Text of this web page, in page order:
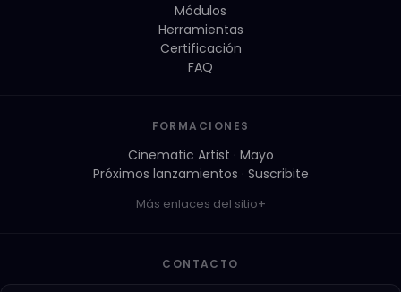
Módulos
Herramientas
Certificación
FAQ
FORMACIONES
Cinematic Artist · Mayo
Próximos lanzamientos · Suscribite
Más enlaces del sitio
CONTACTO